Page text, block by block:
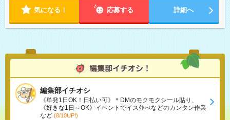
気になる！ 応募する 詳細へ
編集部イチオシ
《単発1日OK！日払い可》＊DMのモクモクシール貼り、
《好きな1日～OK》イベントでイス並べなどのカンタン作業
など (8/10UP!)